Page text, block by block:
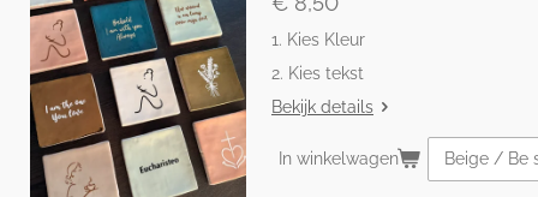
1. Kies Kleur
2. Kies tekst
Bekijk details
In winkelwagen